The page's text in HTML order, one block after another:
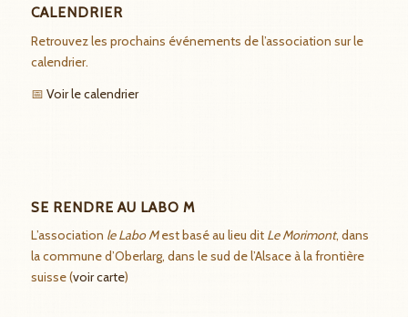
CALENDRIER
Retrouvez les prochains événements de l’association sur le
calendrier.
📅 Voir le calendrier
SE RENDRE AU LABO M
L’association le Labo Mest basé au lieu dit Le Morimont, dans
la commune d’Oberlarg, dans le sud de l’Alsace à la frontière
suisse (voir carte)